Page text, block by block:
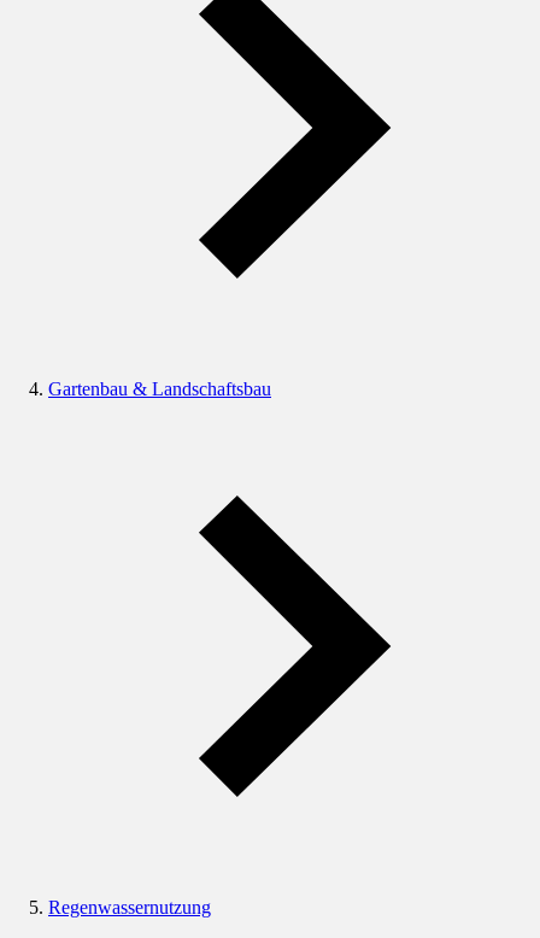
Gartenbau & Landschaftsbau
Regenwassernutzung